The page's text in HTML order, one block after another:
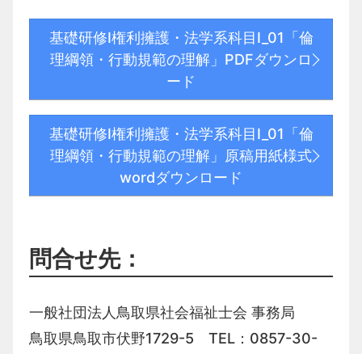
基礎研修Ⅰ権利擁護・法学系科目Ⅰ_01「倫
理綱領・行動規範の理解」PDFダウンロ
ード
基礎研修Ⅰ権利擁護・法学系科目Ⅰ_01「倫
理綱領・行動規範の理解」原稿用紙様式
wordダウンロード
問合せ先：
一般社団法人鳥取県社会福祉士会 事務局
鳥取県鳥取市伏野1729-5 TEL：0857-30-